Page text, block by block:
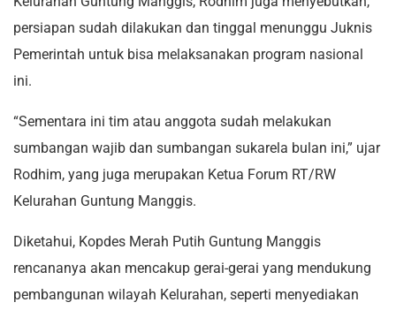
persiapan sudah dilakukan dan tinggal menunggu Juknis
Pemerintah untuk bisa melaksanakan program nasional
ini.
“Sementara ini tim atau anggota sudah melakukan
sumbangan wajib dan sumbangan sukarela bulan ini,” ujar
Rodhim, yang juga merupakan Ketua Forum RT/RW
Kelurahan Guntung Manggis.
Diketahui, Kopdes Merah Putih Guntung Manggis
rencananya akan mencakup gerai-gerai yang mendukung
pembangunan wilayah Kelurahan, seperti menyediakan